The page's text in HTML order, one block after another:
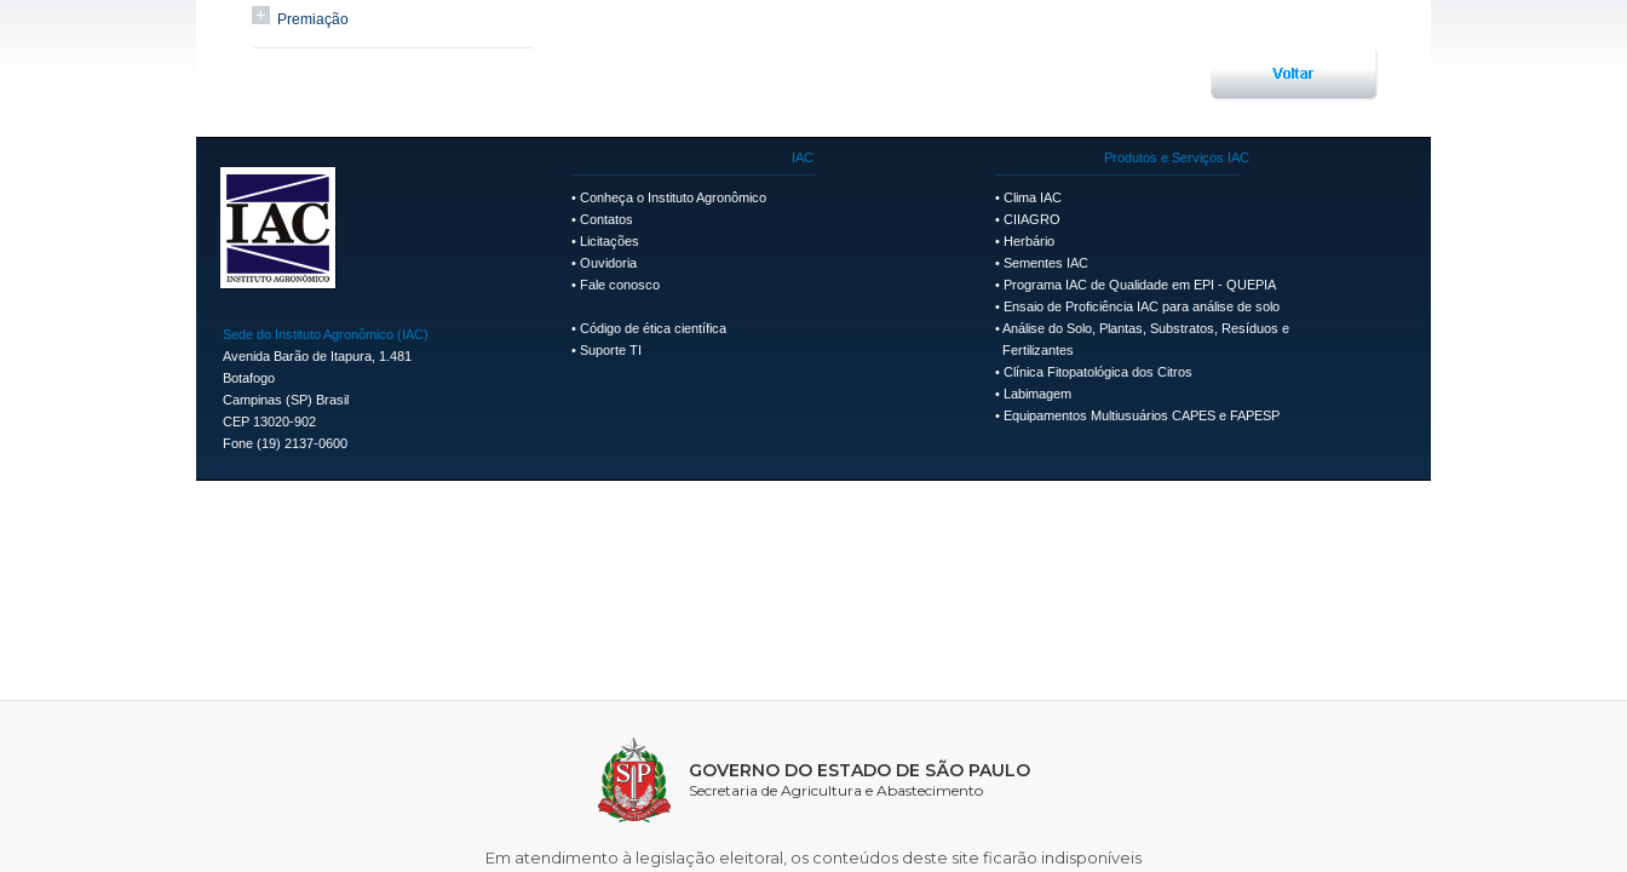
Premiação
Sede do Instituto Agronômico (IAC)
Avenida Barão de Itapura, 1.481
Botafogo
Campinas (SP) Brasil
CEP 13020-902
Fone (19) 2137-0600
IAC
• Conheça o Instituto Agronômico
• Contatos
• Licitações
• Ouvidoria
• Fale conosco
• Código de ética científica
• Suporte TI
Produtos e Serviços IAC
• Clima IAC
• CIIAGRO
• Herbário
• Sementes IAC
• Programa IAC de Qualidade em EPI - QUEPIA
• Ensaio de Proficiência IAC para análise de solo
•Análise do Solo, Plantas, Substratos, Resíduos e
Fertilizantes
• Clínica Fitopatológica dos Citros
• Labimagem
• Equipamentos Multiusuários CAPES e FAPESP